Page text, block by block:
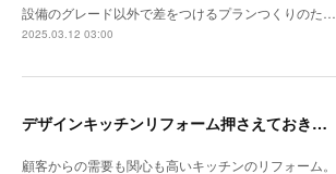
設備のグレード以外で差をつけるプランつくりのた…
2025.03.12 03:00
デザインキッチンリフォーム押さえておきたい3か条 《その2》収納の計画をたてる
顧客からの需要も関心も高いキッチンのリフォーム。